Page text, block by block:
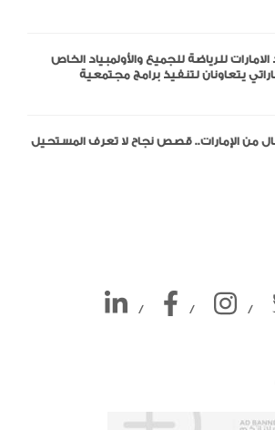
الامارات للرياضة للجميع والأولمبياد الخاص
/ / /